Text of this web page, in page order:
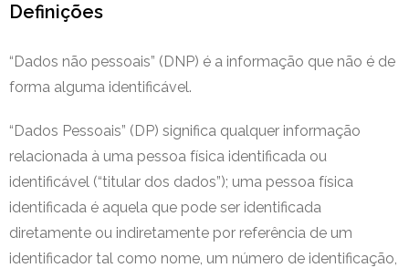
Definições
“Dados não pessoais” (DNP) é a informação que não é de
forma alguma identificável.
“Dados Pessoais” (DP) significa qualquer informação
relacionada à uma pessoa física identificada ou
identificável (“titular dos dados”); uma pessoa física
identificada é aquela que pode ser identificada
diretamente ou indiretamente por referência de um
identificador tal como nome, um número de identificação,